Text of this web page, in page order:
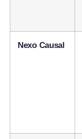
Nexo Causal